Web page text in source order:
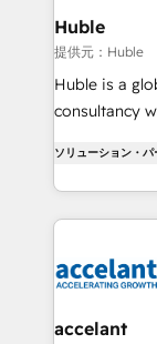
Integration
of your tech stack,
Netsuite 🤖
the rare
Accreditation,
new
CRM
Huble
提供元：Huble
Huble is a
consultancy
the strategy,
HubSpot into a
HubSpot's
worldwide,
One
ソリューション・パ
accelant